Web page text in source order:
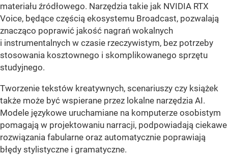
materiału źródłowego. Narzędzia takie jak NVIDIA RTX
Voice, będące częścią ekosystemu Broadcast, pozwalają
znacząco poprawić jakość nagrań wokalnych
i instrumentalnych w czasie rzeczywistym, bez potrzeby
stosowania kosztownego i skomplikowanego sprzętu
studyjnego.
Tworzenie tekstów kreatywnych, scenariuszy czy książek
także może być wspierane przez lokalne narzędzia AI.
Modele językowe uruchamiane na komputerze osobistym
pomagają w projektowaniu narracji, podpowiadają ciekawe
rozwiązania fabularne oraz automatycznie poprawiają
błędy stylistyczne i gramatyczne.